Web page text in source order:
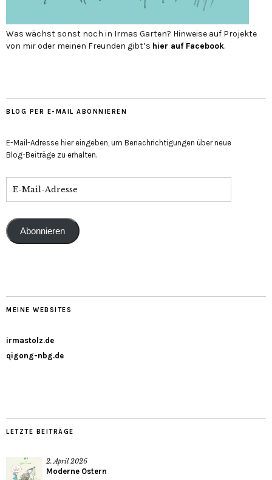
Was wächst sonst noch in Irmas Garten? Hinweise auf Projekte
von mir oder meinen Freunden gibt’s hier auf Face­book.
BLOG PER E-MAIL ABONNIEREN
E-Mail-Adresse hier eingeben, um Benachrichtigungen über neue
Blog-Beiträge zu erhalten.
Abonnieren
MEINE WEBSITES
irmastolz.de
qigong-nbg.de
LETZTE BEITRÄGE
2. April 2026
Moderne Ostern